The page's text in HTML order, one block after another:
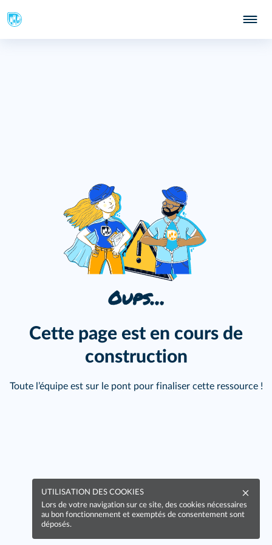
Oups…
Cette page est en cours de
construction
Toute l’équipe est sur le pont pour finaliser cette ressource !
UTILISATION DES COOKIES
Lors de votre navigation sur ce site, des cookies nécessaires
au bon fonctionnement et exemptés de consentement sont
déposés.